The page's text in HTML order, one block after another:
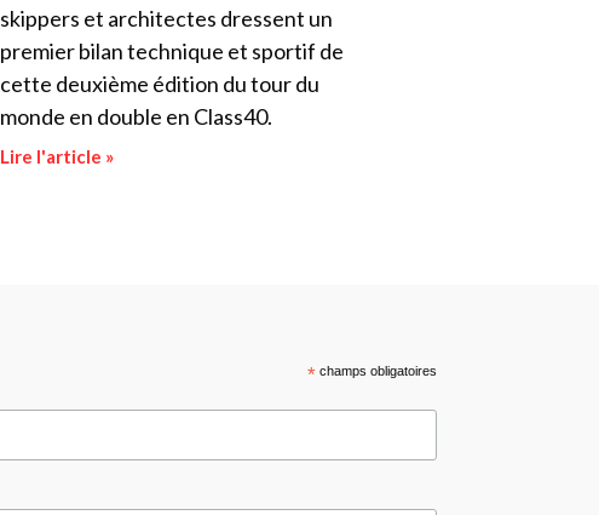
skippers et architectes dressent un
premier bilan technique et sportif de
cette deuxième édition du tour du
monde en double en Class40.
Lire l'article »
*champs obligatoires